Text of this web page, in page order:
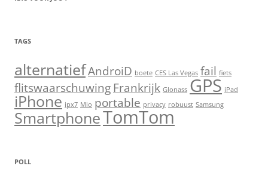
TAGS
alternatiefAndroiD boete CES Las Vegas fail fiets
flitswaarschuwing Frankrijk Glonass GPS iPad
iPhone ipx7 Mio portable privacy robuust Samsung
SmartphoneTomTom
POLL